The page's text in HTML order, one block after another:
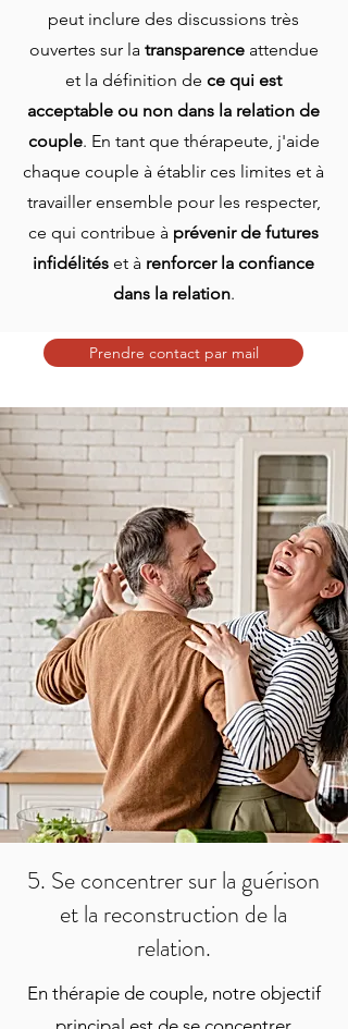
peut inclure des discussions très
ouvertes sur la transparenceattendue
et la définition de ce qui est
acceptable ou non dans la relation de
couple. En tant que thérapeute, j'aide
chaque couple à établir ces limites et à
travailler ensemble pour les respecter,
ce qui contribue à prévenir de futures
infidélités et à renforcer la confiance
dans la relation.
Prendre contact par mail
5. Se concentrer sur la guérison
et la reconstruction de la
relation.
En thérapie de couple, notre objectif